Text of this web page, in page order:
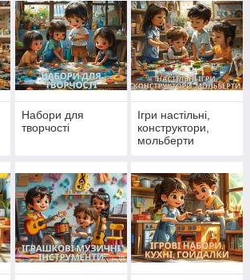
Набори для
творчості
Ігри настільні,
конструктори,
мольберти